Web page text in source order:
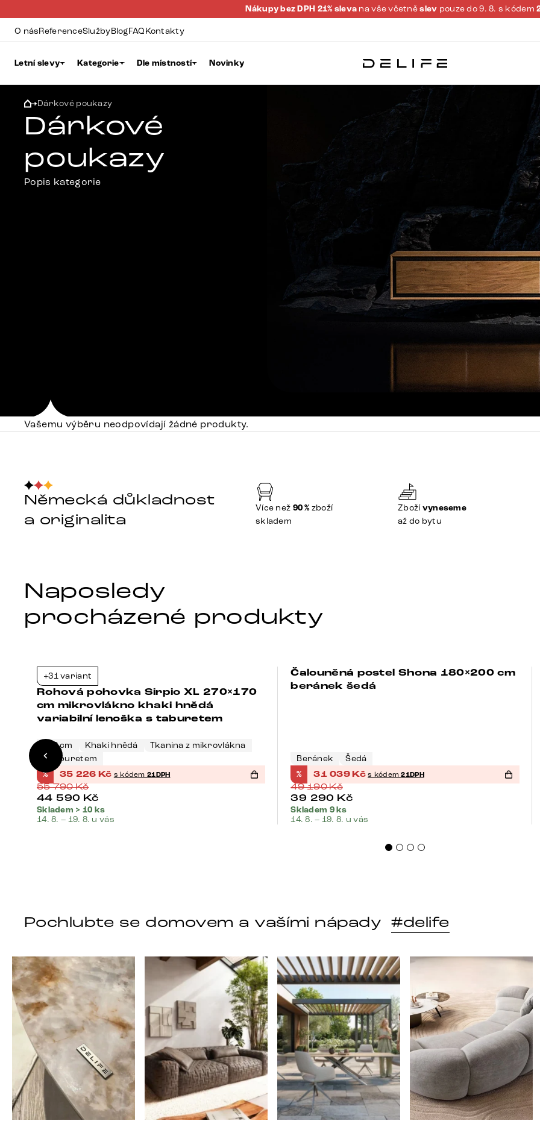
Nákupy bez DPH 21% sleva na vše včetněslev pouze do 9. 8. s kódem
O násReferenceSlužbyBlogFAQKontakty
Letní slevy Kategorie Dle místností Novinky
Dárkové poukazy
Dárkové
poukazy
Popis kategorie
Vašemu výběru neodpovídají žádné produkty.
Německá důkladnost
a originalita
Více než 90 %zboží
skladem
Zbožívyneseme
až do bytu
Naposledy
procházené produkty
Bestseller
+31 variant
Rohová pohovka Sirpio XL 270×170
cm mikrovlákno khaki hnědá
variabilní lenoška s taburetem
266 cm Khaki hnědá
Tkanina z mikrovlákna
S taburetem
% 35 226 Kč s kódem21DPH
55 790Kč
44 590 Kč
Skladem > 10 ks
14. 8. – 19. 8. u vás
Bestseller
Čalouněná postel Shona 180×200 cm
beránek šedá
Beránek Šedá
% 31 039Kč s kódem21DPH
49 190Kč
39 290 Kč
Skladem 9 ks
14. 8. – 19. 8. u vás
Pochlubte se domovem a vašími nápady #delife
DELIFE – Nábytek, který promění dům v domov. DomoMísto, kam se budeš těšit po každém dni. 🤎 ModulárStyl, odolnost a společné chvíle pod širým nebem.
Ne každá pohovka je jen